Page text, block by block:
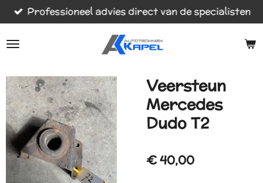
Ga
direct
naar
Professioneel advies direct van de specialisten
Veersteun
Mercedes
Dudo T2
€ 40,00